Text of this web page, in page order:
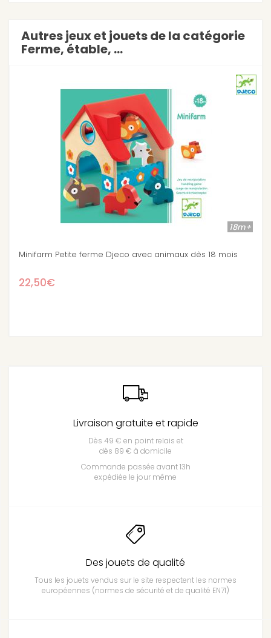
Autres jeux et jouets de la catégorie
Ferme, étable, ...
18m+
dès 18 mois Ma première Ferme
Livraison gratuite et rapide
Dès 49 € en point relais et
dès 89 € à domicile
Commande passée avant 13h
expédiée le jour même
Des jouets de qualité
Tous les jouets vendus sur le site respectent les normes
européennes (normes de sécurité et de qualité EN71)